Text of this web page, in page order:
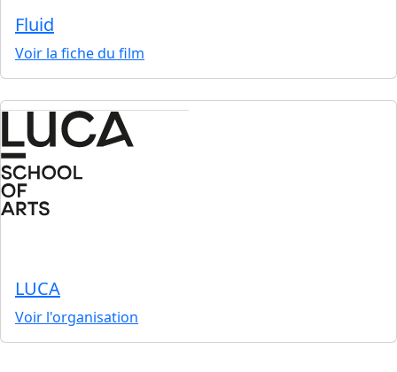
Fluid
Voir la fiche du film
LUCA
Voir l'organisation